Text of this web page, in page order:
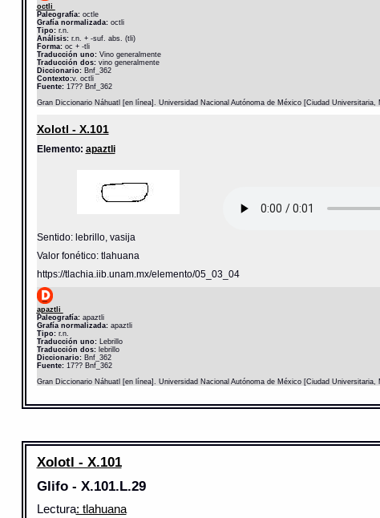
octli
Paleografía:octle
Grafía normalizada:octli
Tipo:r.n.
Análisis:r.n. + -suf. abs. (tli)
Forma:oc + -tli
Traducción uno:Vino generalmente
Traducción dos:vino generalmente
Diccionario: Bnf_362
Contexto:v. octli
Fuente:17?? Bnf_362
Gran Diccionario Náhuatl [en línea]. Universidad Nacional Autónoma de México [Ciudad
Xolotl - X.101
Elemento: apaztli
Sentido: lebrillo, vasija
Valor fonético: tlahuana
https://tlachia.iib.unam.mx/elemento/05_03_04
apaztli
Paleografía:apaztli
Grafía normalizada:apaztli
Tipo:r.n.
Traducción uno:Lebrillo
Traducción dos:lebrillo
Diccionario: Bnf_362
Fuente:17?? Bnf_362
Gran Diccionario Náhuatl [en línea]. Universidad Nacional Autónoma de México [Ciudad
Xolotl - X.101
Glifo - X.101.L.29
Lectura: tlahuana